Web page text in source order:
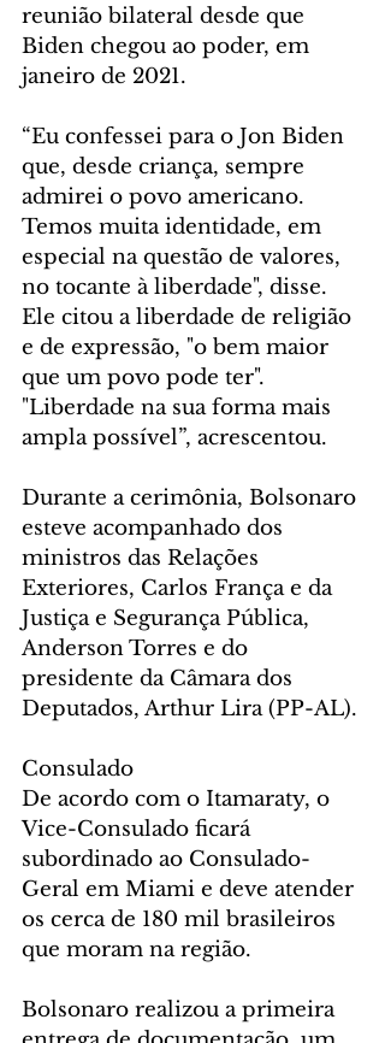
reunião bilateral desde que
Biden chegou ao poder, em
janeiro de 2021.
“Eu confessei para o Jon Biden
que, desde criança, sempre
admirei o povo americano.
Temos muita identidade, em
especial na questão de valores,
no tocante à liberdade", disse.
Ele citou a liberdade de religião
e de expressão, "o bem maior
que um povo pode ter".
"Liberdade na sua forma mais
ampla possível”, acrescentou.
Durante a cerimônia, Bolsonaro
esteve acompanhado dos
ministros das Relações
Exteriores, Carlos França e da
Justiça e Segurança Pública,
Anderson Torres e do
presidente da Câmara dos
Deputados, Arthur Lira (PP-AL).
Consulado
De acordo com o Itamaraty, o
Vice-Consulado ficará
subordinado ao Consulado-
Geral em Miami e deve atender
os cerca de 180 mil brasileiros
que moram na região.
Bolsonaro realizou a primeira